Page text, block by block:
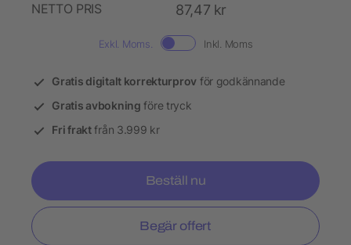
NETTO PRIS
87,47 kr
Exkl. Moms. Inkl. Moms
Gratis digitalt korrekturprov för godkännande
Gratis avbokning före tryck
Fri fraktfrån 3.999 kr
Beställ nu
Begär offert